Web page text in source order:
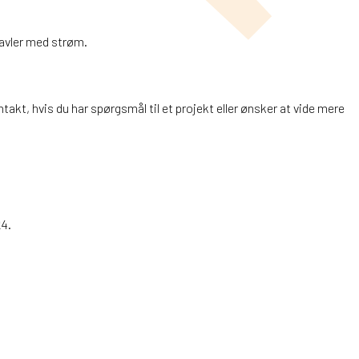
med strøm.
hvis du har spørgsmål til et projekt eller ønsker at vide mere